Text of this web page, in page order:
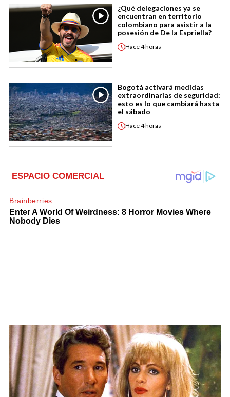
¿Qué delegaciones ya se
encuentran en territorio
colombiano para asistir a la
posesión de De la Espriella?
Hace4 horas
Bogotá activará medidas
extraordinarias de seguridad:
esto es lo que cambiará hasta
el sábado
Hace4 horas